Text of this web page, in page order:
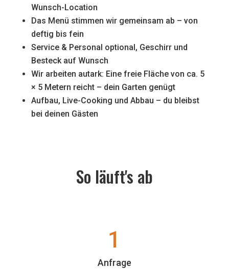
Wunsch-Location
Das Menü stimmen wir gemeinsam ab – von
deftig bis fein
Service & Personal optional, Geschirr und
Besteck auf Wunsch
Wir arbeiten autark: Eine freie Fläche von ca. 5
× 5 Metern reicht – dein Garten genügt
Aufbau, Live-Cooking und Abbau – du bleibst
bei deinen Gästen
So läuft's ab
1
Anfrage